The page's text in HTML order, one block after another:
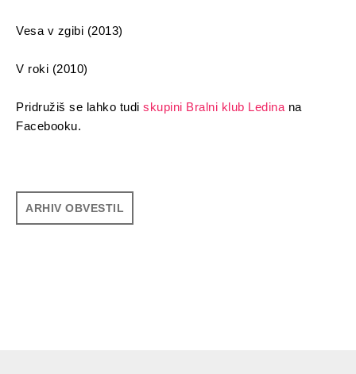
Vesa v zgibi (2013)
V roki (2010)
Pridružiš se lahko tudi skupini Bralni klub Ledina na
Facebooku.
ARHIV OBVESTIL